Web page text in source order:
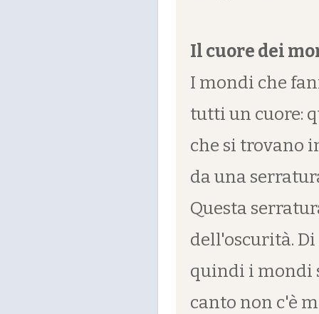
Il cuore dei
I mondi che
tutti un cuore:
che si trovano
da una
Questa
dell'oscurità.
quindi i mondi
canto non c'è